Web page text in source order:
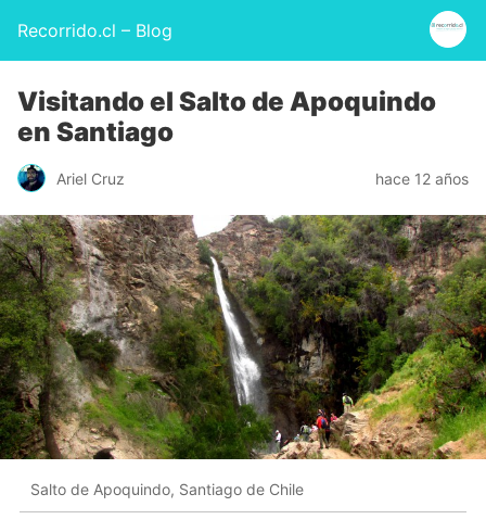
Recorrido.cl – Blog
Visitando el Salto de Apoquindo
en Santiago
Ariel Cruz hace 12 años
Salto de Apoquindo, Santiago de Chile